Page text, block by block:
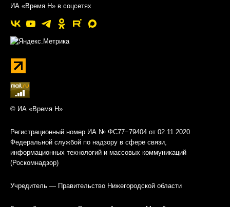
ИА «Время Н» в соцсетях
© ИА «Время Н»
Регистрационный номер ИА № ФС77−79404 от 02.11.2020
Федеральной службой по надзору в сфере связи,
информационных технологий и массовых коммуникаций
(Роскомнадзор)
Учредитель — Правительство Нижегородской области